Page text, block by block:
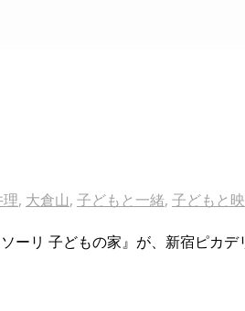
, 大倉山, 子どもと一緒, 子どもと
リ 子どもの家』が、新宿ピカ